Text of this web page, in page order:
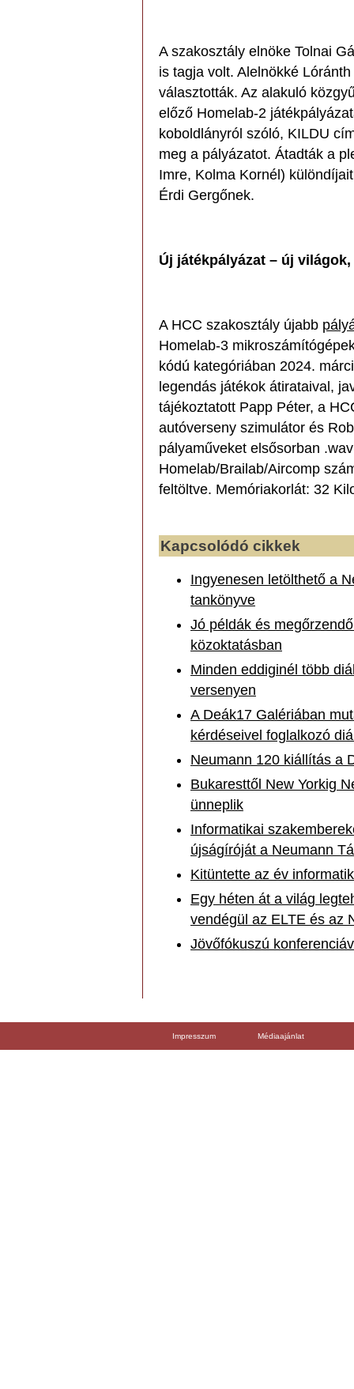
A szakosztály elnöke Tolnai
is tagja volt. Alelnökké
választották. Az alakuló
előző Homelab-2
koboldlányról szóló, KILDU
meg a pályázatot. Átadták a
Imre, Kolma Kornél)
Érdi Gergőnek.
Új játékpályázat – új
A HCC szakosztály újabb
Homelab-3
kódú kategóriában 2024.
legendás játékok átirataival,
tájékoztatott Papp Péter, a
autóverseny szimulátor és
pályaműveket elsősorban
Homelab/Brailab/Aircomp
feltöltve. Memóriakorlát: 32
Kapcsolódó cikkek
Ingyenesen letölthető a
tankönyve
Jó példák és
közoktatásban
Minden eddiginél több
versenyen
A Deák17 Galériában
kérdéseivel foglalkozó
Neumann 120 kiállítás a
Bukaresttől New Yorkig
ünneplik
Informatikai
újságíróját a Neumann
Kitüntette az év
Egy héten át a világ
vendégül az ELTE és az
Jövőfókuszú
Impresszum Médiaajánlat